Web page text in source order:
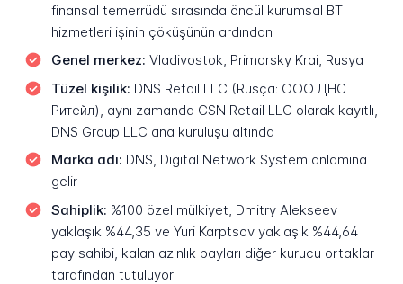
finansal temerrüdü sırasında öncül kurumsal BT
hizmetleri işinin çöküşünün ardından
Genel merkez: Vladivostok, Primorsky Krai, Rusya
Tüzel kişilik: DNS Retail LLC (Rusça: ООО ДНС
Ритейл), aynı zamanda CSN Retail LLC olarak kayıtlı,
DNS Group LLC ana kuruluşu altında
Marka adı: DNS, Digital Network System anlamına
gelir
Sahiplik: %100 özel mülkiyet, Dmitry Alekseev
yaklaşık %44,35 ve Yuri Karptsov yaklaşık %44,64
pay sahibi, kalan azınlık payları diğer kurucu ortaklar
tarafından tutuluyor